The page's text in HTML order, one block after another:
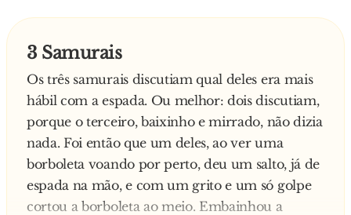
3 Samurais
Os três samurais discutiam qual deles era mais
hábil com a espada. Ou melhor: dois discutiam,
porque o terceiro, baixinho e mirrado, não dizia
nada. Foi então que um deles, ao ver uma
borboleta voando por perto, deu um salto, já de
espada na mão, e com um grito e um só golpe
cortou a borboleta ao meio. Embainhou a